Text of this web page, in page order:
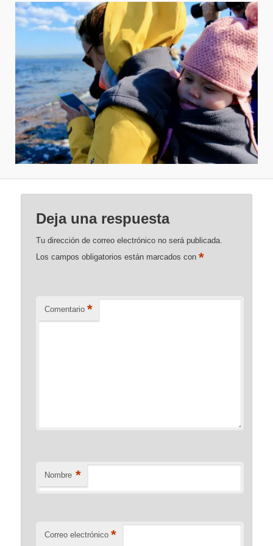
Deja una respuesta
Tu dirección de correo electrónico no será publicada.
Los campos obligatorios están marcados con*
Comentario *
Nombre *
Correo electrónico *